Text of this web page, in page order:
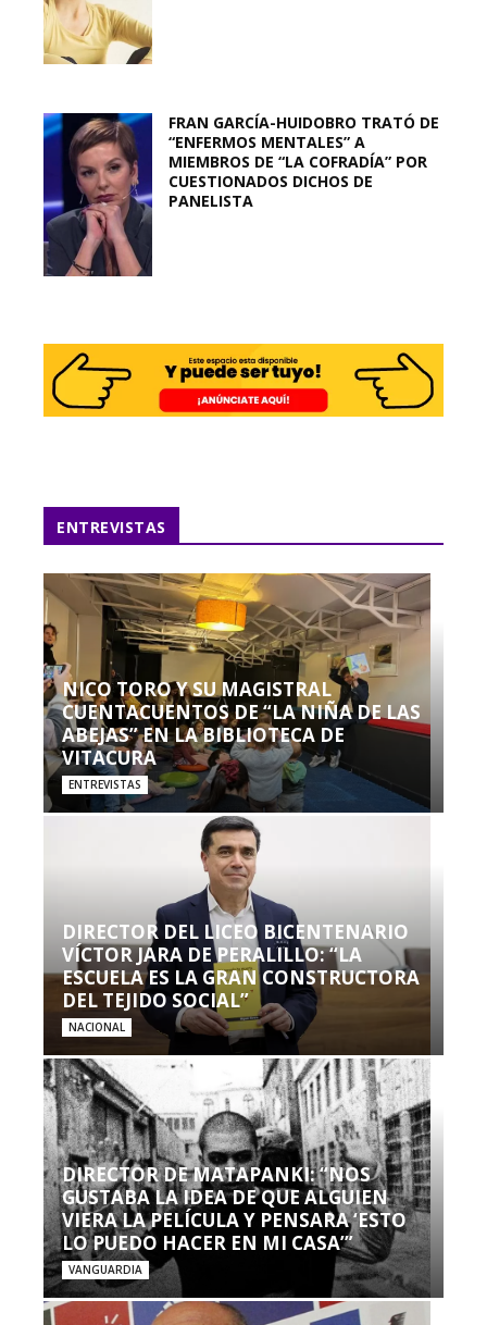
FRAN GARCÍA-HUIDOBRO TRATÓ DE
“ENFERMOS MENTALES” A
MIEMBROS DE “LA COFRADÍA” POR
CUESTIONADOS DICHOS DE
PANELISTA
ENTREVISTAS
NICO TORO Y SU MAGISTRAL
CUENTACUENTOS DE “LA NIÑA DE LAS
ABEJAS” EN LA BIBLIOTECA DE
VITACURA
ENTREVISTAS
DIRECTOR DEL LICEO BICENTENARIO
VÍCTOR JARA DE PERALILLO: “LA
ESCUELA ES LA GRAN CONSTRUCTORA
DEL TEJIDO SOCIAL”
NACIONAL
DIRECTOR DE MATAPANKI: “NOS
GUSTABA LA IDEA DE QUE ALGUIEN
VIERA LA PELÍCULA Y PENSARA ‘ESTO
LO PUEDO HACER EN MI CASA’”
VANGUARDIA